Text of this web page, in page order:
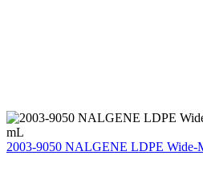
2003-9050 NALGENE LDPE Wide-